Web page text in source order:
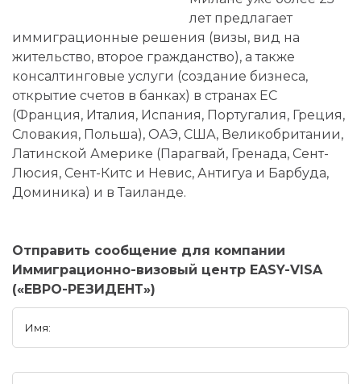
лет предлагает
иммиграционные решения (визы, вид на
жительство, второе гражданство), а также
консалтинговые услуги (создание бизнеса,
открытие счетов в банках) в странах ЕС
(Франция, Италия, Испания, Португалия, Греция,
Словакия, Польша), ОАЭ, США, Великобритании,
Латинской Америке (Парагвай, Гренада, Сент-
Люсия, Сент-Китс и Невис, Антигуа и Барбуда,
Доминика) и в Таиланде.
Отправить сообщение для компании
Иммиграционно-визовый центр EASY-VISA
(«ЕВРО-РЕЗИДЕНТ»)
Имя: